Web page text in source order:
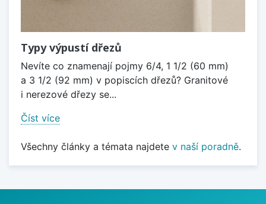
Typy výpustí dřezů
Nevíte co znamenají pojmy 6/4, 1 1/2 (60 mm)
a 3 1/2 (92 mm) v popiscích dřezů? Granitové
i nerezové dřezy se...
Číst více
Všechny články a témata najdete v naší poradně.